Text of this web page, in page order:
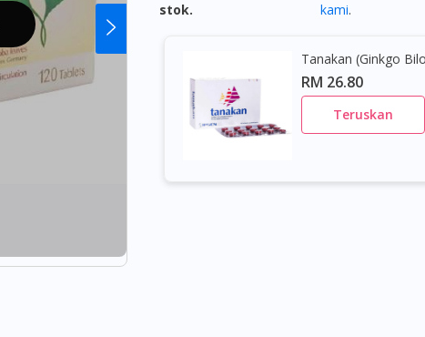
stok.
kami.
Tanakan (Ginkgo
RM 26.80
Teruskan